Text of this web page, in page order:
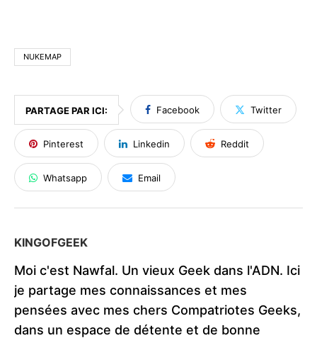
NUKEMAP
PARTAGE PAR ICI: Facebook Twitter
Pinterest Linkedin Reddit
Whatsapp Email
KINGOFGEEK
Moi c'est Nawfal. Un vieux Geek dans l'ADN. Ici
je partage mes connaissances et mes
pensées avec mes chers Compatriotes Geeks,
dans un espace de détente et de bonne